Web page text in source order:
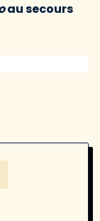
au secours